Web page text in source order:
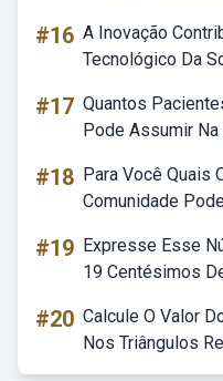
#16 A Inovação
Tecnológico Da
#17 Quantos
Pode Assumir Na
#18 Para Você Quais
Comunidade
#19 Expresse Esse
19 Centésimos
#20 Calcule O Valor
Nos Triângulos